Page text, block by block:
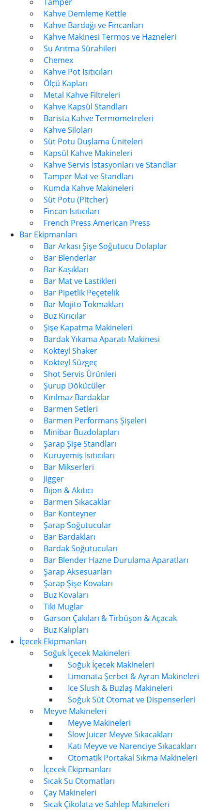
Kahve Demleme Kettle
Kahve Bardağı ve Fincanları
Kahve Makinesi Termos ve Hazneleri
Su Arıtma Sürahileri
Chemex
Kahve Pot Isıtıcıları
Ölçü Kapları
Metal Kahve Filtreleri
Kahve Kapsül Standları
Barista Kahve Termometreleri
Kahve Siloları
Süt Potu Duşlama Üniteleri
Kapsül Kahve Makineleri
Kahve Servis İstasyonları ve Standlar
Tamper Mat ve Standları
Kumda Kahve Makineleri
Süt Potu (Pitcher)
Fincan Isıtıcıları
French Press American Press
Bar Ekipmanları
Bar Arkası Şişe Soğutucu Dolaplar
Bar Blenderlar
Bar Kaşıkları
Bar Mat ve Lastikleri
Bar Pipetlik Peçetelik
Bar Mojito Tokmakları
Buz Kırıcılar
Şişe Kapatma Makineleri
Bardak Yıkama Aparatı Makinesi
Kokteyl Shaker
Kokteyl Süzgeç
Shot Servis Ürünleri
Şurup Dökücüler
Kırılmaz Bardaklar
Barmen Setleri
Barmen Performans Şişeleri
Minibar Buzdolapları
Şarap Şişe Standları
Kuruyemiş Isıtıcıları
Bar Mikserleri
Jigger
Bijon & Akıtıcı
Barmen Sıkacaklar
Bar Konteyner
Şarap Soğutucular
Bar Bardakları
Bardak Soğutucuları
Bar Blender Hazne Durulama Aparatları
Şarap Aksesuarları
Şarap Şişe Kovaları
Buz Kovaları
Tiki Muglar
Garson Çakıları & Tirbüşon & Açacak
Buz Kalıpları
İçecek Ekipmanları
Soğuk İçecek Makineleri
Soğuk İçecek Makineleri
Limonata Şerbet & Ayran Makineleri
Ice Slush & Buzlaş Makineleri
Soğuk Süt Otomat ve Dispenserleri
Meyve Makineleri
Meyve Makineleri
Slow Juicer Meyve Sıkacakları
Katı Meyve ve Narenciye Sıkacakları
Otomatik Portakal Sıkma Makineleri
İçecek Ekipmanları
Sıcak Su Otomatları
Çay Makineleri
Sıcak Çikolata ve Sahlep Makineleri